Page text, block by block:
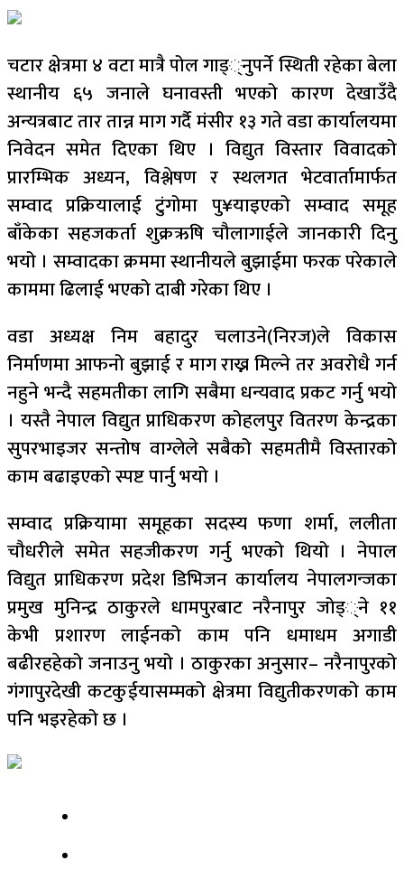
चटार क्षेत्रमा ४ वटा मात्रै पोल गाड््नुपर्ने स्थिती रहेका बेला
स्थानीय ६५ जनाले घनावस्ती भएको कारण देखाउँदै
अन्यत्रबाट तार तान्न माग गर्दै मंसीर १३ गते वडा कार्यालयमा
निवेदन समेत दिएका थिए । विद्युत विस्तार विवादको
प्रारम्भिक अध्यन, विश्लेषण र स्थलगत भेटवार्तामार्फत
सम्वाद प्रक्रियालाई टुंगोमा पु¥याइएको सम्वाद समूह
बाँकेका सहजकर्ता शुक्रऋषि चौलागाईले जानकारी दिनु
भयो । सम्वादका क्रममा स्थानीयले बुझाईमा फरक परेकाले
काममा ढिलाई भएको दाबी गरेका थिए ।
वडा अध्यक्ष निम बहादुर चलाउने(निरज)ले विकास
निर्माणमा आफनो बुझाई र माग राख्न मिल्ने तर अवरोधै गर्न
नहुने भन्दै सहमतीका लागि सबैमा धन्यवाद प्रकट गर्नु भयो
। यस्तै नेपाल विद्युत प्राधिकरण कोहलपुर वितरण केन्द्रका
सुपरभाइजर सन्तोष वाग्लेले सबैको सहमतीमै विस्तारको
काम बढाइएको स्पष्ट पार्नु भयो ।
सम्वाद प्रक्रियामा समूहका सदस्य फणा शर्मा, ललीता
चौधरीले समेत सहजीकरण गर्नु भएको थियो । नेपाल
विद्युत प्राधिकरण प्रदेश डिभिजन कार्यालय नेपालगन्जका
प्रमुख मुनिन्द्र ठाकुरले धामपुरबाट नरैनापुर जोड््ने ११
केभी प्रशारण लाईनको काम पनि धमाधम अगाडी
बढीरहहेको जनाउनु भयो । ठाकुरका अनुसार– नरैनापुरको
गंगापुरदेखी कटकुईयासम्मको क्षेत्रमा विद्युतीकरणको काम
पनि भइरहेको छ ।